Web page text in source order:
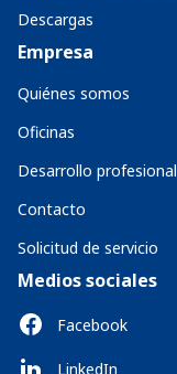
Descargas
Empresa
Quiénes somos
Oficinas
Desarrollo profesional
Contacto
Solicitud de servicio
Medios sociales
Facebook
LinkedIn